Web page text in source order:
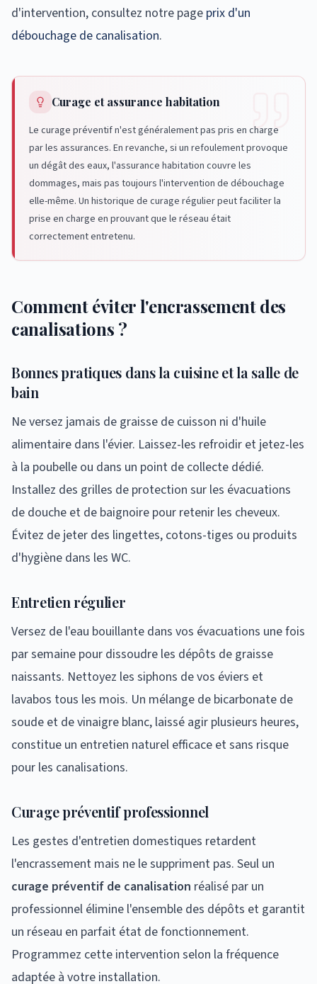
d'intervention, consultez notre page prix d'un
débouchage de canalisation.
Curage et assurance habitation
Le curage préventif n'est généralement pas pris en charge
par les assurances. En revanche, si un refoulement provoque
un dégât des eaux, l'assurance habitation couvre les
dommages, mais pas toujours l'intervention de débouchage
elle-même. Un historique de curage régulier peut faciliter la
prise en charge en prouvant que le réseau était
correctement entretenu.
Comment éviter l'encrassement des
canalisations ?
Bonnes pratiques dans la cuisine et la salle de
bain
Ne versez jamais de graisse de cuisson ni d'huile
alimentaire dans l'évier. Laissez-les refroidir et jetez-les
à la poubelle ou dans un point de collecte dédié.
Installez des grilles de protection sur les évacuations
de douche et de baignoire pour retenir les cheveux.
Évitez de jeter des lingettes, cotons-tiges ou produits
d'hygiène dans les WC.
Entretien régulier
Versez de l'eau bouillante dans vos évacuations une fois
par semaine pour dissoudre les dépôts de graisse
naissants. Nettoyez les siphons de vos éviers et
lavabos tous les mois. Un mélange de bicarbonate de
soude et de vinaigre blanc, laissé agir plusieurs heures,
constitue un entretien naturel efficace et sans risque
pour les canalisations.
Curage préventif professionnel
Les gestes d'entretien domestiques retardent
l'encrassement mais ne le suppriment pas. Seul un
curage préventif de canalisation réalisé par un
professionnel élimine l'ensemble des dépôts et garantit
un réseau en parfait état de fonctionnement.
Programmez cette intervention selon la fréquence
adaptée à votre installation.